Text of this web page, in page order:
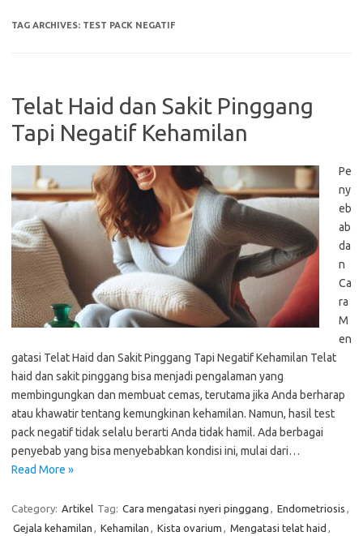
TAG ARCHIVES: TEST PACK NEGATIF
Telat Haid dan Sakit Pinggang
Tapi Negatif Kehamilan
Pe
ny
eb
ab
da
n
Ca
ra
M
en
gatasi Telat Haid dan Sakit Pinggang Tapi Negatif Kehamilan Telat
haid dan sakit pinggang bisa menjadi pengalaman yang
membingungkan dan membuat cemas, terutama jika Anda berharap
atau khawatir tentang kemungkinan kehamilan. Namun, hasil test
pack negatif tidak selalu berarti Anda tidak hamil. Ada berbagai
penyebab yang bisa menyebabkan kondisi ini, mulai dari…
Read More »
Category: Artikel Tag: Cara mengatasi nyeri pinggang , Endometriosis ,
Gejala kehamilan , Kehamilan , Kista ovarium , Mengatasi telat haid ,